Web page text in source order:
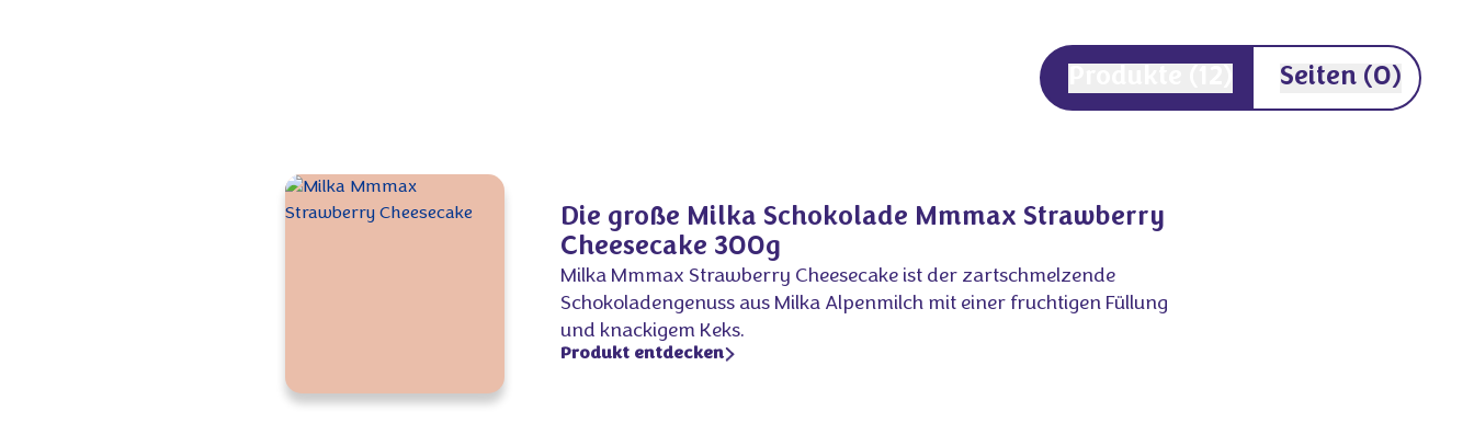
Seiten (0)
Die große Milka Schokolade Mmmax Strawberry
Cheesecake 300g
Milka Mmmax Strawberry Cheesecake ist der zartschmelzende
Schokoladengenuss aus Milka Alpenmilch mit einer fruchtigen Füllung
und knackigem Keks.
Produkt entdecken